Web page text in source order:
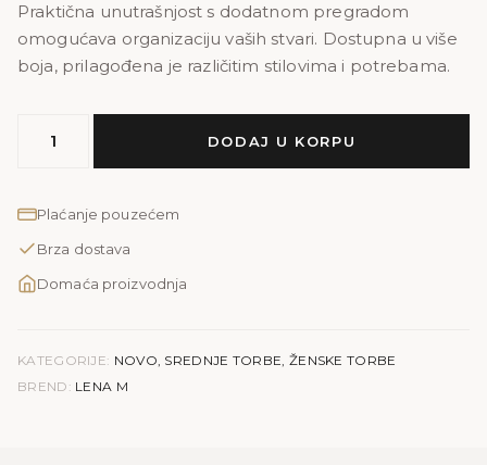
Praktična unutrašnjost s dodatnom pregradom
omogućava organizaciju vaših stvari. Dostupna u više
boja, prilagođena je različitim stilovima i potrebama.
LENA
|
količina
DODAJ U KORPU
Plaćanje pouzećem
Brza dostava
Domaća proizvodnja
KATEGORIJE: NOVO, SREDNJE TORBE, ŽENSKE TORBE
BREND: LENA M